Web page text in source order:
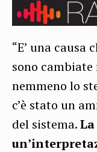
“E’ una causa
sono cambiate
nemmeno lo
c’è stato un
del sistema.